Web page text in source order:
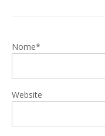
Nome*
Website